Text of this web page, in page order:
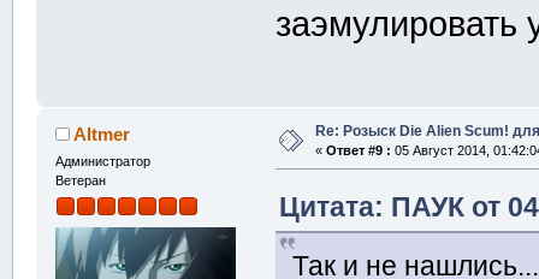
заэмулировать
Altmer
Администратор
Ветеран
Re: Розыск Die Alien Scum!
« Ответ #9 : 05 Август 2014,
Цитата: ПАУК от
Так и не нашлись...